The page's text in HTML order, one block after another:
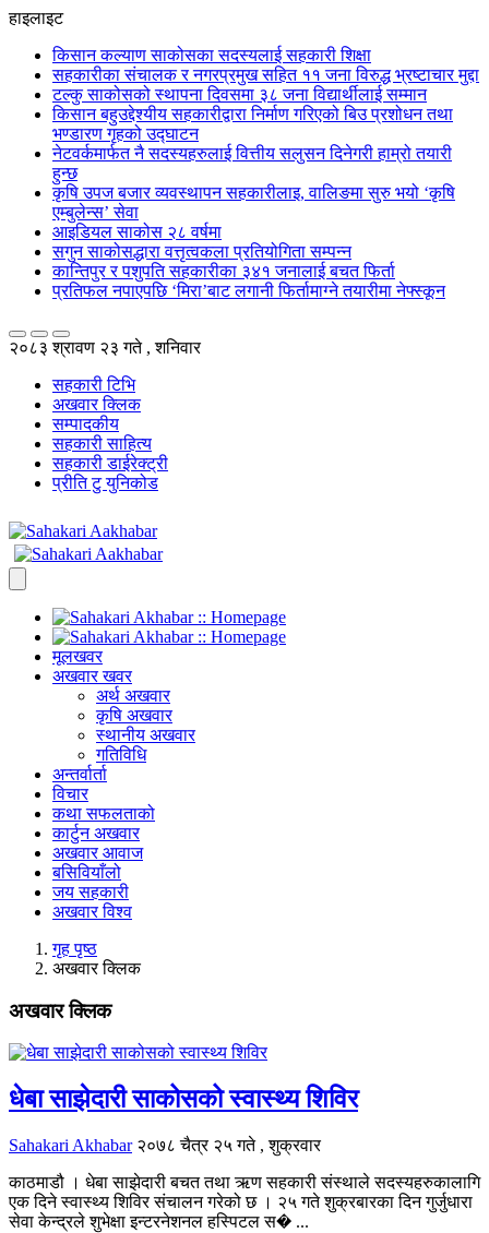
हाइलाइट
किसान कल्याण साकोसका सदस्यलाई सहकारी शिक्षा
सहकारीका संचालक र नगरप्रमुख सहित ११ जना विरुद्ध भ्रष्टाचार मुद्दा
टल्कु साकोसको स्थापना दिवसमा ३८ जना विद्यार्थीलाई सम्मान
किसान बहुउद्देश्यीय सहकारीद्वारा निर्माण गरिएको बिउ प्रशोधन तथा
भण्डारण गृहको उद्घाटन
नेटवर्कमार्फत नै सदस्यहरुलाई वित्तीय सलुसन दिनेगरी हाम्रो तयारी
हुन्छ
कृषि उपज बजार व्यवस्थापन सहकारीलाइ, वालिङमा सुरु भयो ‘कृषि
एम्बुलेन्स’ सेवा
आइडियल साकोस २८ वर्षमा
सगुन साकोसद्धारा वत्तृत्वकला प्रतियोगिता सम्पन्न
कान्तिपुर र पशुपति सहकारीका ३४१ जनालाई बचत फिर्ता
प्रतिफल नपाएपछि ‘मिरा’बाट लगानी फिर्तामाग्ने तयारीमा नेफ्स्कून
२०८३ श्रावण २३ गते , शनिवार
सहकारी टिभि
अखवार क्लिक
सम्पादकीय
सहकारी साहित्य
सहकारी डाईरेक्ट्री
प्रीति टु युनिकोड
मूलखवर
अखवार खवर
अर्थ अखवार
कृषि अखवार
स्थानीय अखवार
गतिविधि
अन्तर्वार्ता
विचार
कथा सफलताको
कार्टुन अखवार
अखवार आवाज
बसिवियाँलो
जय सहकारी
अखवार विश्व
गृह पृष्ठ
अखवार क्लिक
अखवार क्लिक
धेबा साझेदारी साकोसको स्वास्थ्य शिविर
Sahakari Akhabar २०७८ चैत्र २५ गते , शुक्रवार
काठमाडौ । धेबा साझेदारी बचत तथा ऋण सहकारी संस्थाले सदस्यहरुकालागि
एक दिने स्वास्थ्य शिविर संचालन गरेको छ । २५ गते शुक्रबारका दिन गुर्जुधारा
सेवा केन्द्रले शुभेक्षा इन्टरनेशनल हस्पिटल स� ...